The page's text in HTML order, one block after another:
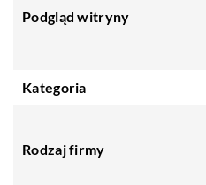
Podgląd witryny
Kategoria
Rodzaj firmy